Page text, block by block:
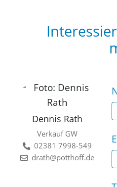
Dennis Rath
Verkauf GW
02381 7998-549
drath@potthoff.de